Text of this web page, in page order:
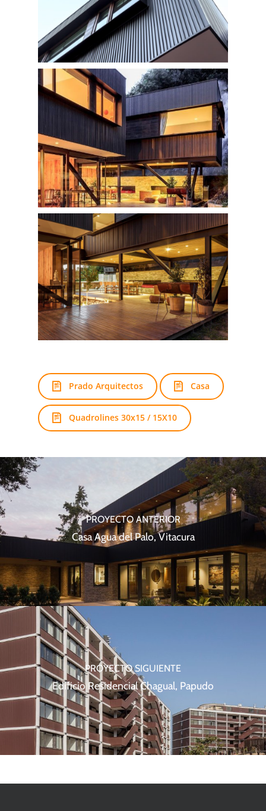
Prado Arquitectos Casa
Quadrolines 30x15 / 15X10
PROYECTO ANTERIOR
Casa Agua del Palo, Vitacura
PROYECTO SIGUIENTE
Edificio Residencial Chagual, Papudo